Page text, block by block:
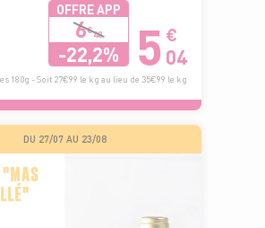
OFFRE APP
6€48
-22,2% 5 €
04
180g - Soit 27€99 le kg au lieu de 35€99 le kg
DU 27/07 AU 23/08